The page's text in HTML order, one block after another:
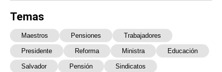
Temas
Maestros Pensiones Trabajadores
Presidente Reforma Ministra Educación
Salvador Pensión Sindicatos